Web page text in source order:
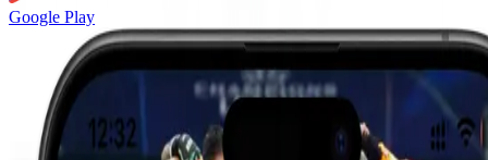
Google Play